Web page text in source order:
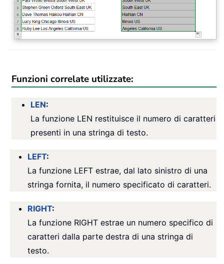
Funzioni correlate utilizzate:
LEN:
La funzione LEN restituisce il numero di caratteri
presenti in una stringa di testo.
LEFT:
La funzione LEFT estrae, dal lato sinistro di una
stringa fornita, il numero specificato di caratteri.
RIGHT:
La funzione RIGHT estrae un numero specifico di
caratteri dalla parte destra di una stringa di
testo.